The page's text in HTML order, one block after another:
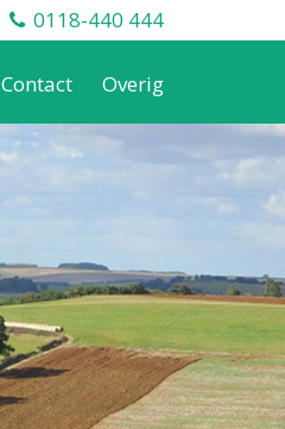
0118-440 444
Contact Overig